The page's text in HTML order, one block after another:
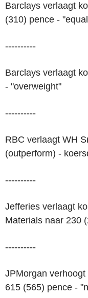
Barclays verlaagt
(310) pence -
----------
Barclays verlaagt
- "overweight"
----------
RBC verlaagt WH
(outperform) -
----------
Jefferies verlaagt
Materials naar 230
----------
JPMorgan
615 (565) pence -